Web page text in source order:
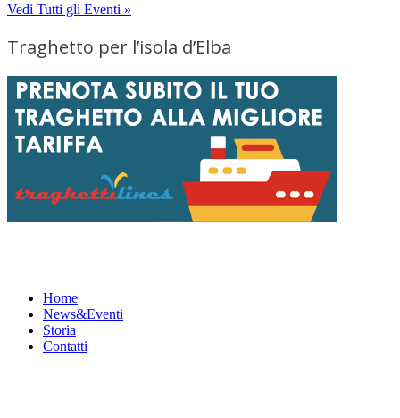
Vedi Tutti gli Eventi »
Traghetto per l’isola d’Elba
Home
News&Eventi
Storia
Contatti